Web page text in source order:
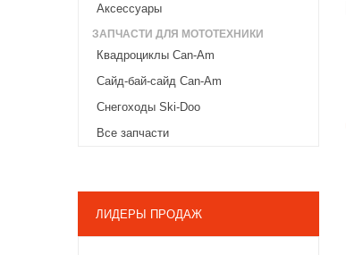
Аксессуары
ЗАПЧАСТИ ДЛЯ МОТОТЕХНИКИ
Квадроциклы Can-Am
Сайд-бай-сайд Can-Am
Снегоходы Ski-Doo
Все запчасти
ЛИДЕРЫ ПРОДАЖ